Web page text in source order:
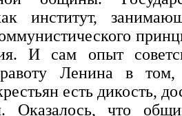
институт,
И сам опыт
Ленина в
есть дикость,
Оказалось, что